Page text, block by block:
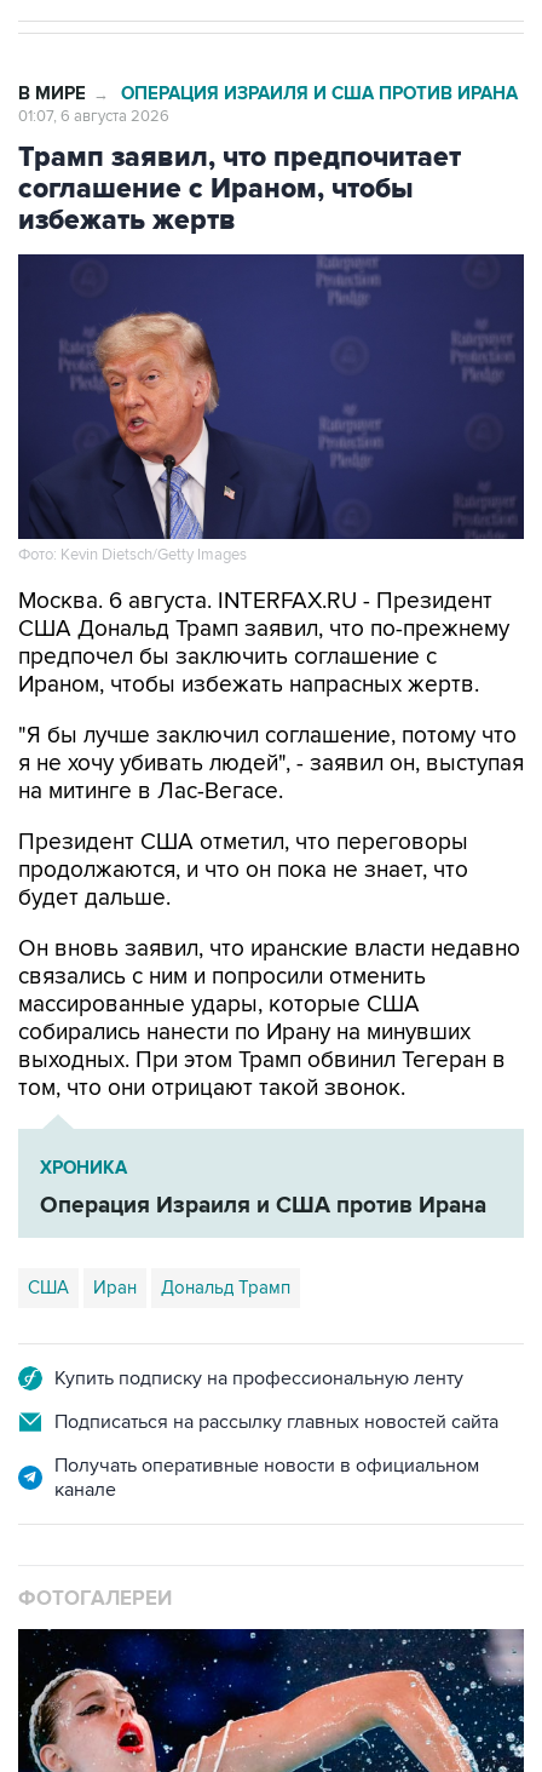
В МИРЕ → ОПЕРАЦИЯ ИЗРАИЛЯ И США ПРОТИВ ИРАНА
01:07, 6 августа 2026
Трамп заявил, что предпочитает
соглашение с Ираном, чтобы
избежать жертв
Фото: Kevin Dietsch/Getty Images
Москва. 6 августа. INTERFAX.RU - Президент
США Дональд Трамп заявил, что по-прежнему
предпочел бы заключить соглашение с
Ираном, чтобы избежать напрасных жертв.
"Я бы лучше заключил соглашение, потому что
я не хочу убивать людей", - заявил он, выступая
на митинге в Лас-Вегасе.
Президент США отметил, что переговоры
продолжаются, и что он пока не знает, что
будет дальше.
Он вновь заявил, что иранские власти недавно
связались с ним и попросили отменить
массированные удары, которые США
собирались нанести по Ирану на минувших
выходных. При этом Трамп обвинил Тегеран в
том, что они отрицают такой звонок.
ХРОНИКА
Операция Израиля и США против Ирана
США Иран Дональд Трамп
Купить подписку на профессиональную ленту
Подписаться на рассылку главных новостей сайта
Получать оперативные новости в официальном
канале
ФОТОГАЛЕРЕИ